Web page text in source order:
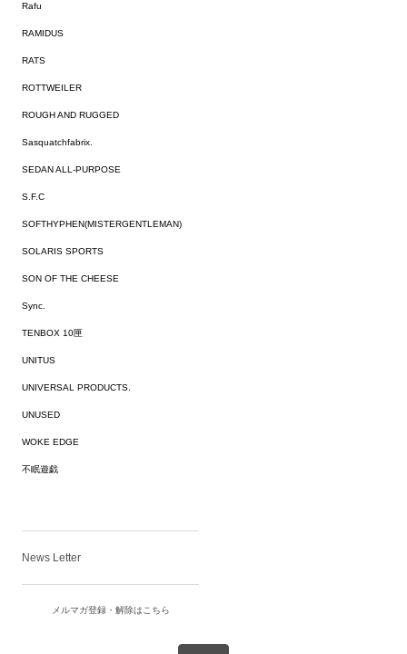
Rafu
RAMIDUS
RATS
ROTTWEILER
ROUGH AND RUGGED
Sasquatchfabrix.
SEDAN ALL-PURPOSE
S.F.C
SOFTHYPHEN(MISTERGENTLEMAN)
SOLARIS SPORTS
SON OF THE CHEESE
Sync.
TENBOX 10匣
UNITUS
UNIVERSAL PRODUCTS.
UNUSED
WOKE EDGE
不眠遊戯
News Letter
メルマガ登録・解除はこちら